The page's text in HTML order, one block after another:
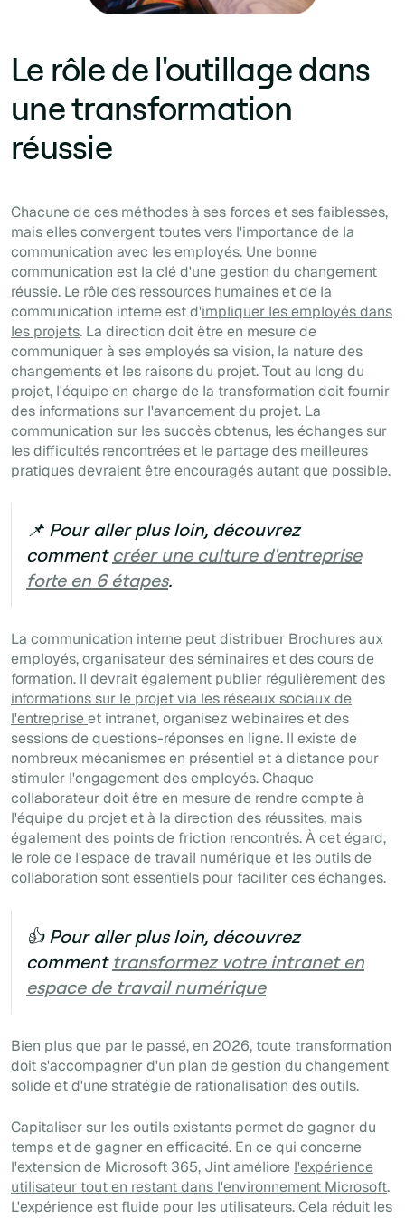
Le rôle de l'outillage dans
une transformation
réussie
Chacune de ces méthodes à ses forces et ses faiblesses,
mais elles convergent toutes vers l'importance de la
communication avec les employés. Une bonne
communication est la clé d'une gestion du changement
réussie. Le rôle des ressources humaines et de la
communication interne est d'impliquer les employés dans
les projets. La direction doit être en mesure de
communiquer à ses employés sa vision, la nature des
changements et les raisons du projet. Tout au long du
projet, l'équipe en charge de la transformation doit fournir
des informations sur l'avancement du projet. La
communication sur les succès obtenus, les échanges sur
les difficultés rencontrées et le partage des meilleures
pratiques devraient être encouragés autant que possible.
📌 Pour aller plus loin, découvrez
comment créer une culture d'entreprise
forte en 6 étapes.
La communication interne peut distribuer Brochuresaux
employés, organisateur des séminaires et des cours de
formation. Il devrait également publier régulièrement des
informations sur le projet via les réseaux sociaux de
l'entrepriseet intranet, organisez webinaireset des
sessions de questions-réponses en ligne. Il existe de
nombreux mécanismes en présentiel et à distance pour
stimuler l'engagement des employés. Chaque
collaborateur doit être en mesure de rendre compte à
l'équipe du projet et à la direction des réussites, mais
également des points de friction rencontrés. À cet égard,
le role de l'espace de travail numériqueet les outils de
collaboration sont essentiels pour faciliter ces échanges.
👍 Pour aller plus loin, découvrez
comment transformez votre intranet en
espace de travail numérique
Bien plus que par le passé, en 2026, toute transformation
doit s'accompagner d'un plan de gestion du changement
solide et d'une stratégie de rationalisation des outils.
Capitaliser sur les outils existants permet de gagner du
temps et de gagner en efficacité. En ce qui concerne
l'extension de Microsoft 365, Jint améliore l'expérience
utilisateur tout en restant dans l'environnement Microsoft.
L'expérience est fluide pour les utilisateurs. Cela réduit les